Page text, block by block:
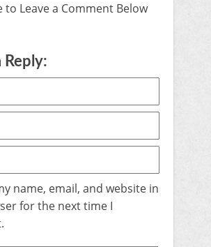
to Leave a Comment Below
Reply:
name, email, and website in
for the next time I